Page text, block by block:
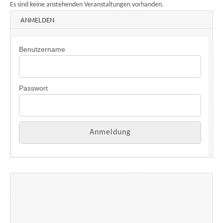
Es sind keine anstehenden Veranstaltungen vorhanden.
ANMELDEN
Benutzername
Passwort